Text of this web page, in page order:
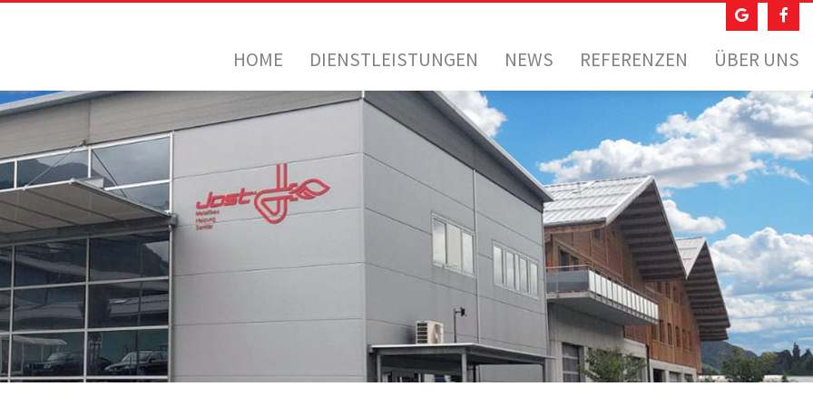
HOME DIENSTLEISTUNGEN NEWS REFERENZEN ÜBER UNS